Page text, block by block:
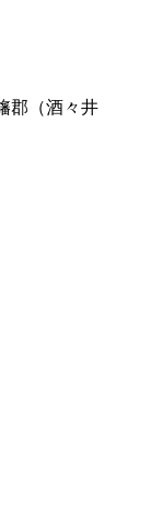
郡（酒々井